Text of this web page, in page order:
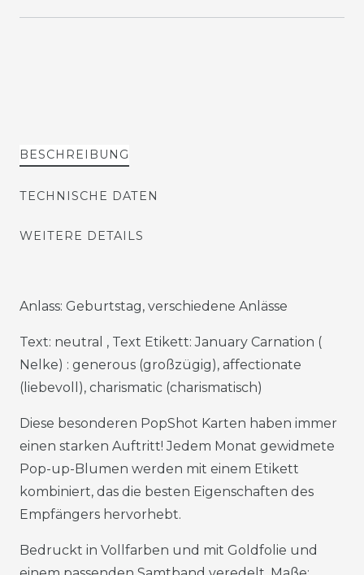
BESCHREIBUNG
TECHNISCHE DATEN
WEITERE DETAILS
Anlass: Geburtstag, verschiedene Anlässe
Text: neutral , Text Etikett: January Carnation (
Nelke) : generous (großzügig), affectionate
(liebevoll), charismatic (charismatisch)
Diese besonderen PopShot Karten haben immer
einen starken Auftritt! Jedem Monat gewidmete
Pop-up-Blumen werden mit einem Etikett
kombiniert, das die besten Eigenschaften des
Empfängers hervorhebt.
Bedruckt in Vollfarben und mit Goldfolie und